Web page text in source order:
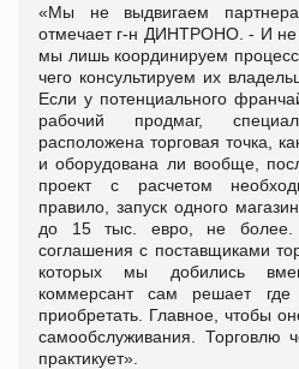
«Мы не выдвигаем
отмечает г-н ДИНТРОНО. - И не
мы лишь координируем процесс
чего консультируем их
Если у потенциального
рабочий продмаг,
расположена торговая точка,
и оборудована ли вообще,
проект с расчетом
правило, запуск одного
до 15 тыс. евро, не
соглашения с поставщиками
которых мы добились
коммерсант сам решает где
приобретать. Главное, чтобы
самообслуживания. Торговлю
практикует».